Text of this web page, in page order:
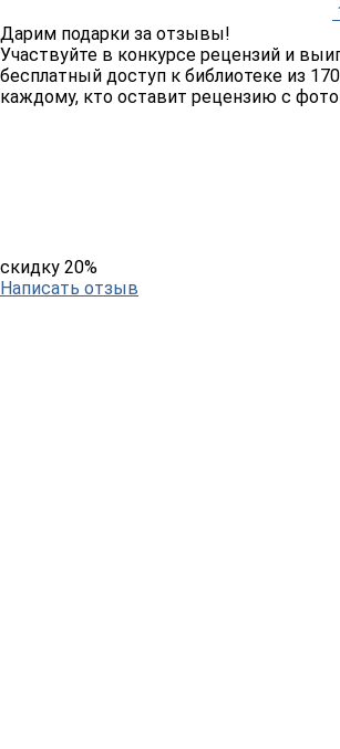
Дарим подарки за отзывы!
Участвуйте в конкурсе рецензий и
бесплатный доступ к библиотеке из
каждому, кто оставит рецензию с
скидку 20%
Написать отзыв